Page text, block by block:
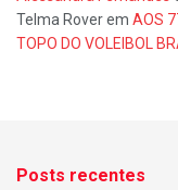
Telma Roverem AOS
TOPO DO VOLEIBOL
Posts recentes